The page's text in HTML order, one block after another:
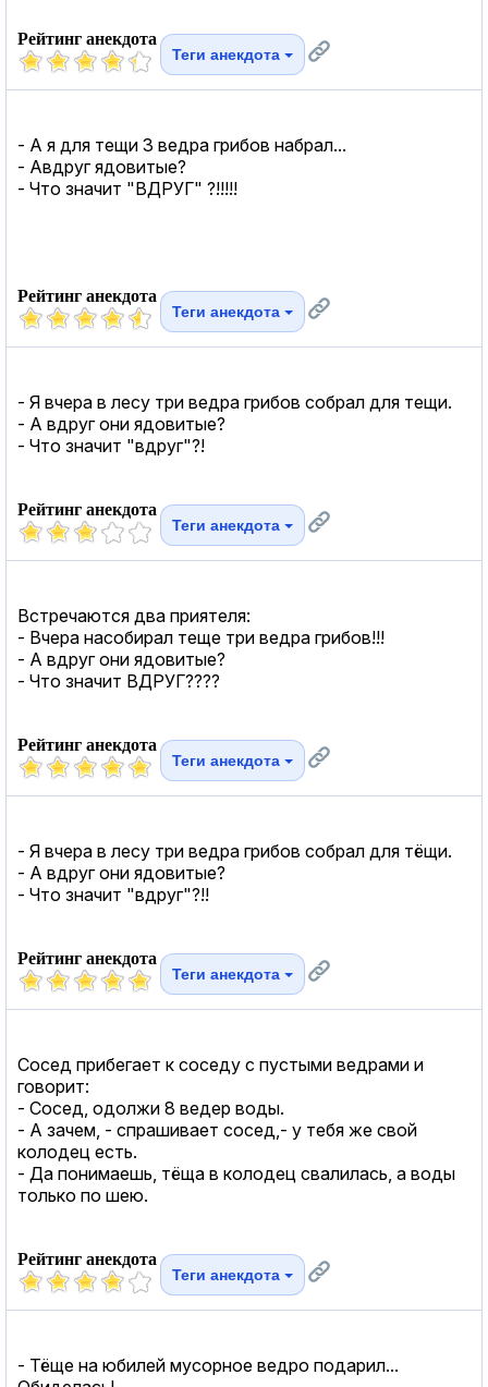
Рейтинг анекдота
Теги анекдота
- А я для тещи 3 ведра грибов набрал...
- Авдруг ядовитые?
- Что значит "ВДРУГ" ?!!!!!
Рейтинг анекдота
Теги анекдота
- Я вчера в лесу три ведра грибов собрал для тещи.
- А вдруг они ядовитые?
- Что значит "вдруг"?!
Рейтинг анекдота
Теги анекдота
Встречаются два приятеля:
- Вчера насобирал теще три ведра грибов!!!
- А вдруг они ядовитые?
- Что значит ВДРУГ????
Рейтинг анекдота
Теги анекдота
- Я вчера в лесу три ведра грибов собрал для тёщи.
- А вдруг они ядовитые?
- Что значит "вдруг"?!!
Рейтинг анекдота
Теги анекдота
Сосед прибегает к соседу с пустыми ведрами и
говорит:
- Сосед, одолжи 8 ведер воды.
- А зачем, - спрашивает сосед,- у тебя же свой
колодец есть.
- Да понимаешь, тёща в колодец свалилась, а воды
только по шею.
Рейтинг анекдота
Теги анекдота
- Тёще на юбилей мусорное ведро подарил...